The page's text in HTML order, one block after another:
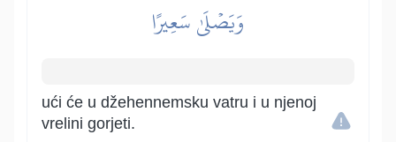
وَيَصۡلَىٰ سَعِيرًا
ući će u džehennemsku vatru i u njenoj
vrelini gorjeti.